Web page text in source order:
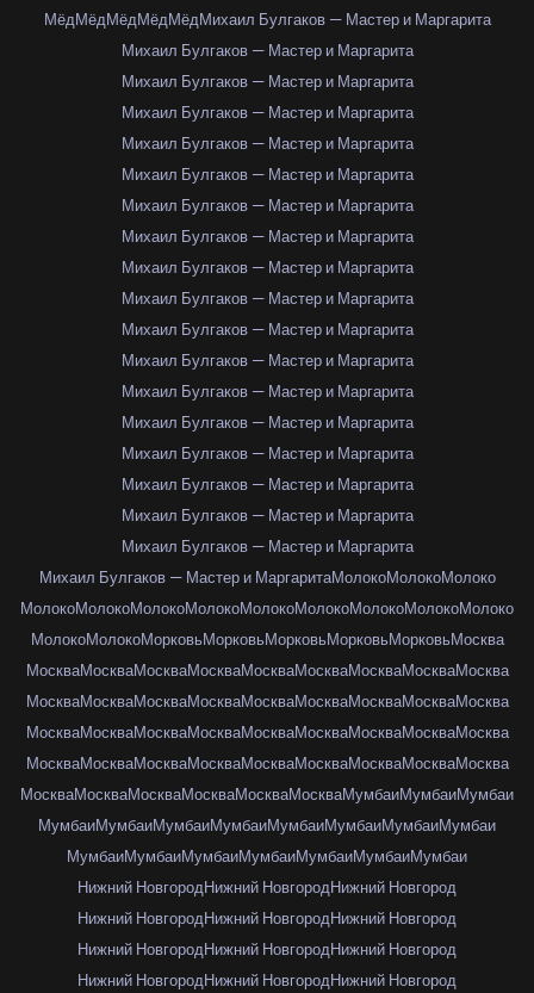
МёдМёдМёдМёдМёдМихаил Булгаков — Мастер и Маргарита
Михаил Булгаков — Мастер и Маргарита
Михаил Булгаков — Мастер и Маргарита
Михаил Булгаков — Мастер и Маргарита
Михаил Булгаков — Мастер и Маргарита
Михаил Булгаков — Мастер и Маргарита
Михаил Булгаков — Мастер и Маргарита
Михаил Булгаков — Мастер и Маргарита
Михаил Булгаков — Мастер и Маргарита
Михаил Булгаков — Мастер и Маргарита
Михаил Булгаков — Мастер и Маргарита
Михаил Булгаков — Мастер и Маргарита
Михаил Булгаков — Мастер и Маргарита
Михаил Булгаков — Мастер и Маргарита
Михаил Булгаков — Мастер и Маргарита
Михаил Булгаков — Мастер и Маргарита
Михаил Булгаков — Мастер и Маргарита
Михаил Булгаков — Мастер и Маргарита
Михаил Булгаков — Мастер и МаргаритаМолокоМолокоМолоко
МолокоМолокоМолокоМолокоМолокоМолокоМолокоМолокоМолоко
МолокоМолокоМорковьМорковьМорковьМорковьМорковьМосква
МоскваМоскваМоскваМоскваМоскваМоскваМоскваМоскваМосква
МоскваМоскваМоскваМоскваМоскваМоскваМоскваМоскваМосква
МоскваМоскваМоскваМоскваМоскваМоскваМоскваМоскваМосква
МоскваМоскваМоскваМоскваМоскваМоскваМоскваМоскваМосква
МоскваМоскваМоскваМоскваМоскваМоскваМумбаиМумбаиМумбаи
МумбаиМумбаиМумбаиМумбаиМумбаиМумбаиМумбаиМумбаи
МумбаиМумбаиМумбаиМумбаиМумбаиМумбаиМумбаи
Нижний НовгородНижний НовгородНижний Новгород
Нижний НовгородНижний НовгородНижний Новгород
Нижний НовгородНижний НовгородНижний Новгород
Нижний НовгородНижний НовгородНижний Новгород